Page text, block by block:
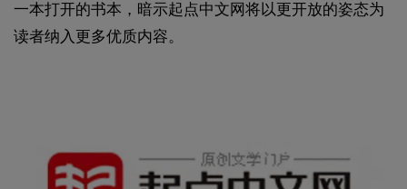
一本打开的书本，暗示起点中文网将以更开放的姿态为
读者纳入更多优质内容。